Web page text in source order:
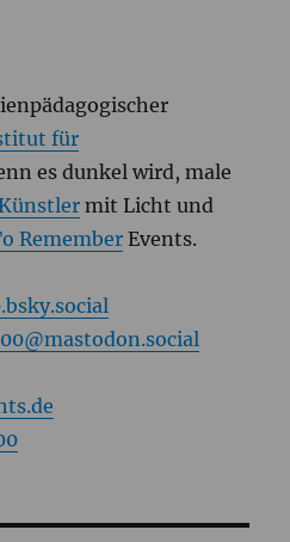
für
es dunkel wird, male
mit Licht und
RememberEvents.